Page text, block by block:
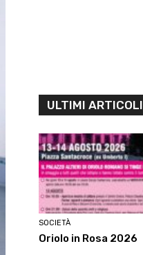
ULTIMI ARTICOLI
SOCIETÀ
Oriolo in Rosa 2026